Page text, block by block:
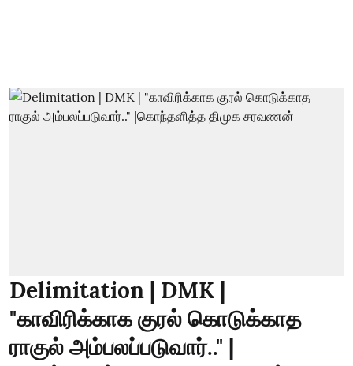
Delimitation | DMK |
"காவிரிக்காக குரல் கொடுக்காத
ராகுல் அம்பலப்படுவார்.." |